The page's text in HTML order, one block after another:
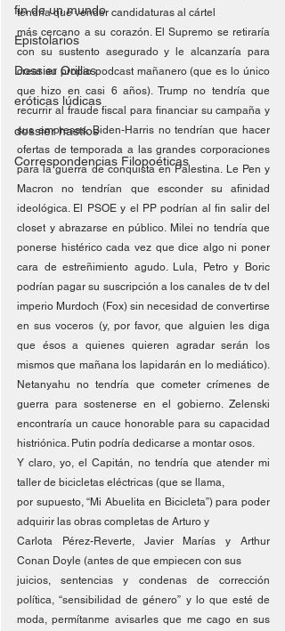
fin de un mundo
Epistolarios
Dossier Orillas
eróticas lúdicas
dossier hastíos
Correspondencias Filopoéticas
tendría que vender candidaturas al cártel
más cercano a su corazón. El Supremo se retiraría
con su sustento asegurado y le alcanzaría para
crear su propio podcast mañanero (que es lo único
que hizo en casi 6 años). Trump no tendría que
recurrir al fraude fiscal para financiar su campaña y
sus empresas. Biden-Harris no tendrían que hacer
ofertas de temporada a las grandes corporaciones
para la guerra de conquista en Palestina. Le Pen y
Macron no tendrían que esconder su afinidad
ideológica. El PSOE y el PP podrían al fin salir del
closet y abrazarse en público. Milei no tendría que
ponerse histérico cada vez que dice algo ni poner
cara de estreñimiento agudo. Lula, Petro y Boric
podrían pagar su suscripción a los canales de tv del
imperio Murdoch (Fox) sin necesidad de convertirse
en sus voceros (y, por favor, que alguien les diga
que ésos a quienes quieren agradar serán los
mismos que mañana los lapidarán en lo mediático).
Netanyahu no tendría que cometer crímenes de
guerra para sostenerse en el gobierno. Zelenski
encontraría un cauce honorable para su capacidad
histriónica. Putin podría dedicarse a montar osos.
Y claro, yo, el Capitán, no tendría que atender mi
taller de bicicletas eléctricas (que se llama,
por supuesto, “Mi Abuelita en Bicicleta”) para poder
adquirir las obras completas de Arturo y
Carlota Pérez-Reverte, Javier Marías y Arthur
Conan Doyle (antes de que empiecen con sus
juicios, sentencias y condenas de corrección
política, “sensibilidad de género” y lo que esté de
moda, permítanme avisarles que me cago en sus